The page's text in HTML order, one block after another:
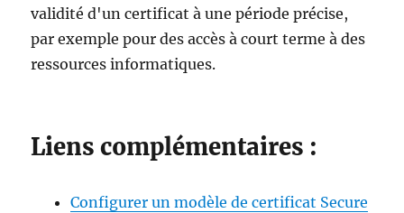
validité d'un certificat à une période précise,
par exemple pour des accès à court terme à des
ressources informatiques.
Liens complémentaires :
Configurer un modèle de certificat Secure